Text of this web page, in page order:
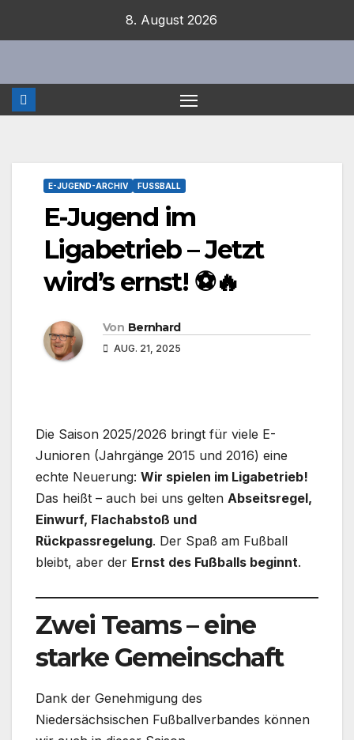
8. August 2026
E-JUGEND-ARCHIV FUSSBALL
E-Jugend im
Ligabetrieb – Jetzt
wird’s ernst! ⚽🔥
Von Bernhard
AUG. 21, 2025
Die Saison 2025/2026 bringt für viele E-
Junioren (Jahrgänge 2015 und 2016) eine
echte Neuerung: Wir spielen im Ligabetrieb!
Das heißt – auch bei uns gelten Abseitsregel,
Einwurf, Flachabstoß und
Rückpassregelung. Der Spaß am Fußball
bleibt, aber der Ernst des Fußballs beginnt.
Zwei Teams – eine
starke Gemeinschaft
Dank der Genehmigung des
Niedersächsischen Fußballverbandes können